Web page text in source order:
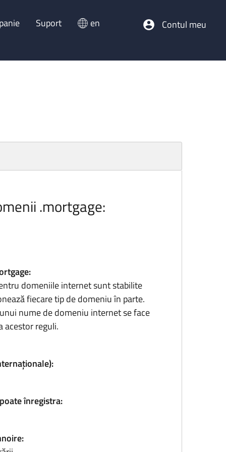
Suport en Contul meu
.mortgage:
domeniile internet sunt stabilite
fiecare tip de domeniu în parte.
nume de domeniu internet se face
acestor reguli.
înregistra: